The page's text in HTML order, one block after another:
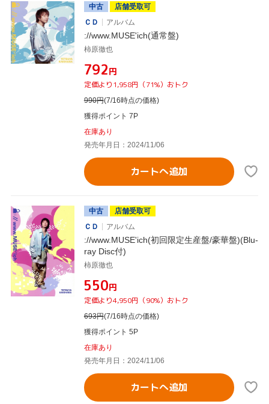
中古
店舗受取可
ＣＤ
アルバム
://www.MUSE'ich(通常盤)
柿原徹也
¥792円
定価より1,958円（71%）おトク
990円(7/16時点の価格)
獲得ポイント 7P
在庫あり
発売年月日：2024/11/06
カートへ追加
中古
店舗受取可
ＣＤ
アルバム
://www.MUSE'ich(初回限定生産盤/豪華盤)(Blu-
ray Disc付)
柿原徹也
¥550円
定価より4,950円（90%）おトク
693円(7/16時点の価格)
獲得ポイント 5P
在庫あり
発売年月日：2024/11/06
カートへ追加